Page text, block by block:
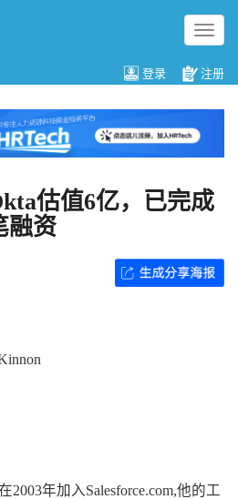
切
换
航
登录 注册
估值6亿，已完成
融资
2003年加入Salesforce.com,他的工